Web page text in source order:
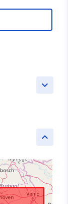
keyboard_arrow_down
keyboard_arrow_up